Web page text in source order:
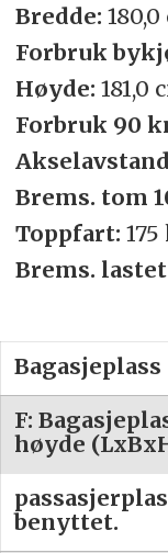
Bredde:
Forbruk
Høyde: 181,0
Forbruk 90
Brems. tom
Toppfart:
Brems.
F:
høyde
benyttet.